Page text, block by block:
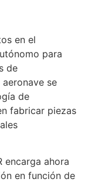
en el
para
de
se
de
fabricar piezas
encarga ahora
en función de